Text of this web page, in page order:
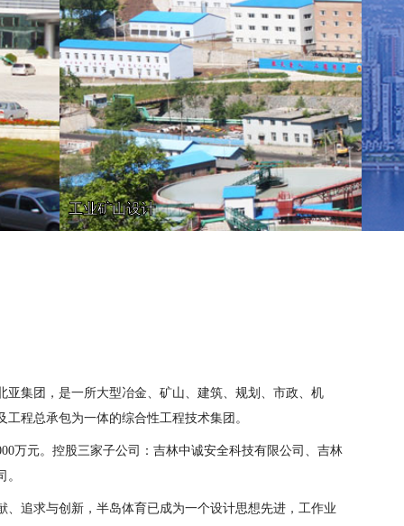
工业矿山设计
亚集团，是一所大型冶金、矿山、建筑、规划、市政、机
程总承包为一体的综合性工程技术集团。
万元。控股三家子公司：吉林中诚安全科技有限公司、吉林
追求与创新，半岛体育已成为一个设计思想先进，工作业